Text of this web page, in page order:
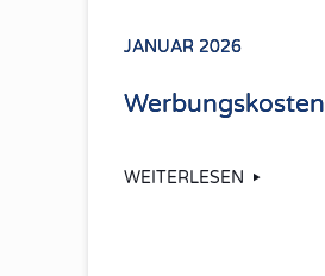
JANUAR 2026
Werbungskosten
WEITERLESEN